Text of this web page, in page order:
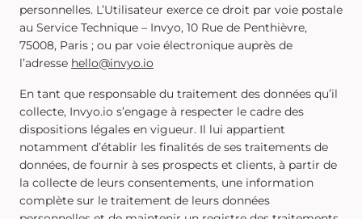
personnelles. L’Utilisateur exerce ce droit par voie postale
au Service Technique – Invyo, 10 Rue de Penthièvre,
75008, Paris ; ou par voie électronique auprès de
l’adresse hello@invyo.io
En tant que responsable du traitement des données qu’il
collecte, Invyo.io s’engage à respecter le cadre des
dispositions légales en vigueur. Il lui appartient
notamment d’établir les finalités de ses traitements de
données, de fournir à ses prospects et clients, à partir de
la collecte de leurs consentements, une information
complète sur le traitement de leurs données